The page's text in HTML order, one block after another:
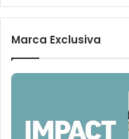
Marca Exclusiva